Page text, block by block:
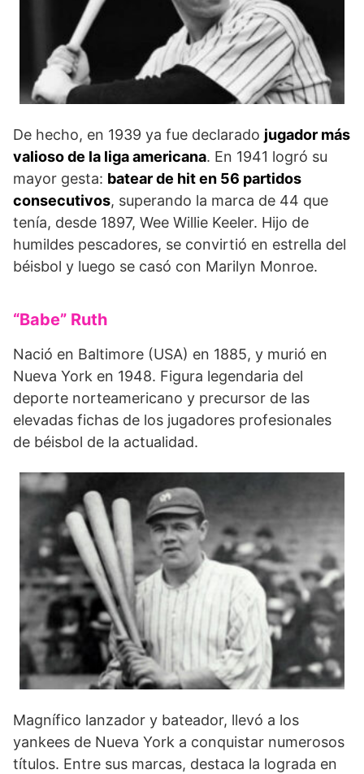
De hecho, en 1939 ya fue declarado jugador más
valioso de la liga americana. En 1941 logró su
mayor gesta: ba­tear de hit en 56 partidos
consecutivos, superando la marca de 44 que
tenía, desde 1897, Wee Willie Keeler. Hijo de
humildes pescadores, se convirtió en estrella del
béisbol y luego se casó con Marilyn Monroe.
“Babe” Ruth
Nació en Baltimore (USA) en 1885, y murió en
Nueva York en 1948. Figura legendaria del
deporte norteamericano y precursor de las
elevadas fichas de los jugadores profesionales
de béisbol de la actualidad.
Magnífico lanzador y bateador, llevó a los
yankees de Nueva York a conquistar numerosos
títulos. Entre sus marcas, destaca la lograda en